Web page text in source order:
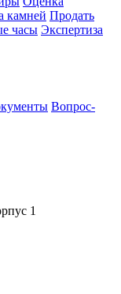
камней Продать
часы Экспертиза
Вопрос-
1